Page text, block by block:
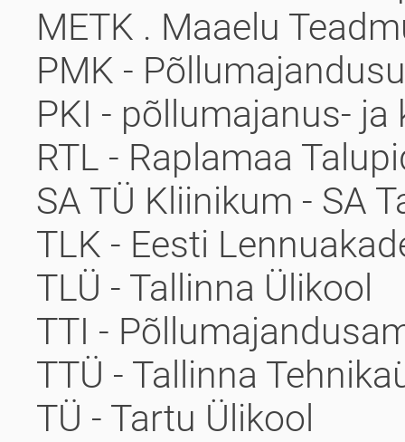
METK . Maaelu
PMK -
PKI - põllumajanus-
RTL - Raplamaa
SA TÜ Kliinikum - SA
TLK - Eesti
TLÜ - Tallinna Ülikool
TTI -
TTÜ - Tallinna
TÜ - Tartu Ülikool